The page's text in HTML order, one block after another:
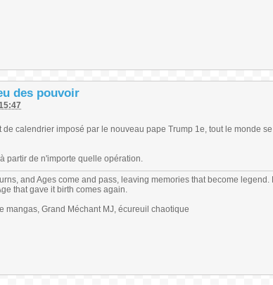
des pouvoir
de calendrier imposé par le nouveau pape Trump 1e, tout le monde
partir de n'importe quelle opération.
and Ages come and pass, leaving memories that become
that gave it birth comes again.
mangas, Grand Méchant MJ, écureuil chaotique